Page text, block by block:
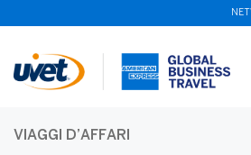
VIAGGI D’AFFARI